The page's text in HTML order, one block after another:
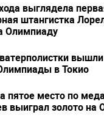
выглядела
штангистка
Олимпиаду
в Токио
пятое место по
выиграл золото на